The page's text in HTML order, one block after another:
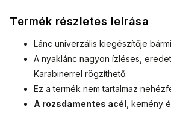
Termék részletes leírása
Lánc univerzális kiegészítője
A nyaklánc nagyon ízléses,
Karabinerrel rögzíthető.
Ez a termék nem tartalmaz
A rozsdamentes acél , kemény